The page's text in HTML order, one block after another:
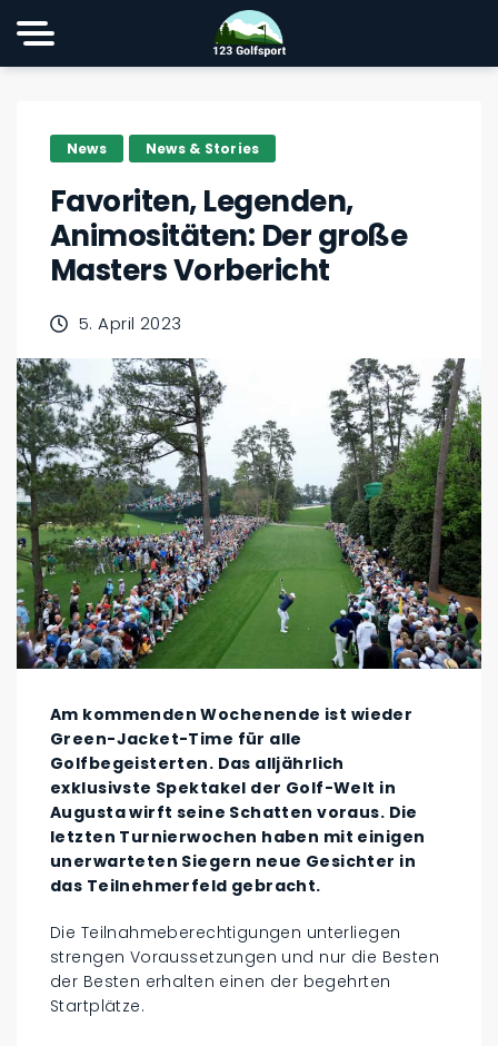
News News & Stories
Favoriten, Legenden,
Animositäten: Der große
Masters Vorbericht
5. April 2023
Am kommenden Wochenende ist wieder
Green-Jacket-Time für alle
Golfbegeisterten. Das alljährlich
exklusivste Spektakel der Golf-Welt in
Augusta wirft seine Schatten voraus. Die
letzten Turnierwochen haben mit einigen
unerwarteten Siegern neue Gesichter in
das Teilnehmerfeld gebracht.
Die Teilnahmeberechtigungen unterliegen
strengen Voraussetzungen und nur die Besten
der Besten erhalten einen der begehrten
Startplätze.